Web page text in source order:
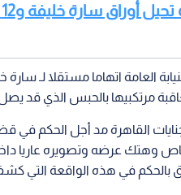
العامة اتهاما مستقلا لـ
مرتكبيها بالحبس الذي قد
القاهرة مد أجل الحكم في
وهتك عرضه وتصويره عاريا